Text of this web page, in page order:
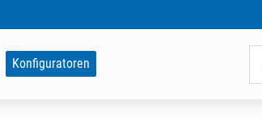
Konfiguratoren